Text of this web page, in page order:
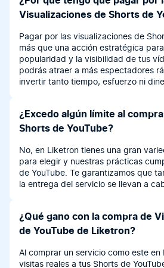
Visualizaciones de Shorts de
Pagar por las visualizaciones de
más que una acción estratégica
popularidad y la visibilidad de tus
podrás atraer a más espectadores
invertir tanto tiempo, esfuerzo ni
¿Excedo algún límite al
Shorts de YouTube?
No, en Liketron tienes una gran
para elegir y nuestras prácticas
de YouTube. Te garantizamos que
la entrega del servicio se llevan a
¿Qué gano con la compra de
de YouTube de Liketron?
Al comprar un servicio como este en
visitas reales a tus Shorts de